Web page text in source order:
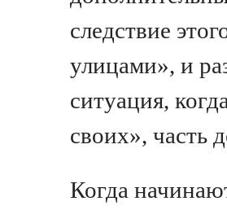
следствие
улицами», и
ситуация,
своих», часть
Когда